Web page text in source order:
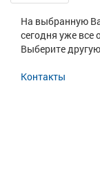
На выбранную
сегодня уже все
Выберите
Контакты